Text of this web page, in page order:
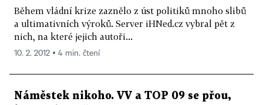
Během vládní krize zaznělo z úst politiků mnoho slibů
a ultimativních výroků. Server iHNed.cz vybral pět z
nich, na které jejich autoři...
10. 2. 2012 ▪ 4 min. čtení
Náměstek nikoho. VV a TOP 09 se přou,